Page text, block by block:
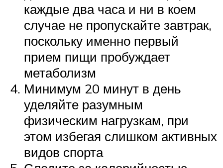
каждые два часа и ни в коем
случае не пропускайте завтрак,
поскольку именно первый
прием пищи пробуждает
метаболизм
Минимум 20 минут в день
уделяйте разумным
физическим нагрузкам, при
этом избегая слишком активных
видов спорта